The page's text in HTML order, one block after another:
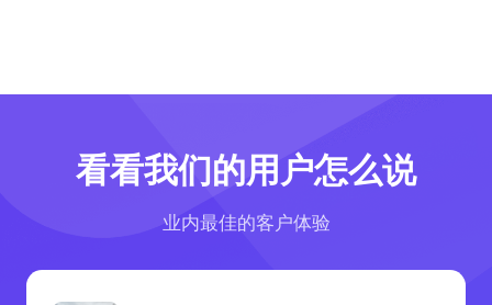
看看我们的用户怎么说
业内最佳的客户体验